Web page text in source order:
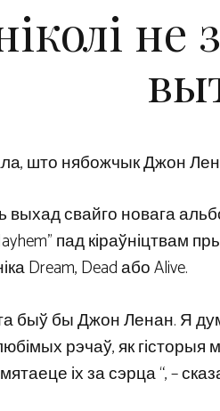
што нябожчык Джон
выхад свайго новага
пад кіраўніцтвам
Dream, Dead або Alive.
быў бы Джон Ленан. Я
рэчаў, як
іх за сэрца “, –